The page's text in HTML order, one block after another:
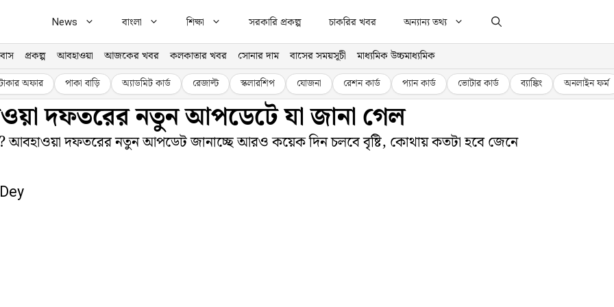
News বাংলা শিক্ষা সরকারি প্রকল্প চাকরির খবর অন্যান্য তথ্য
প্রকল্প আবহাওয়া আজকের খবর কলকাতার খবর সোনার দাম বাসের সময়সূচী মাধ্যমিক উচ্চমাধ্যমিক
অফার পাকা বাড়ি অ্যাডমিট কার্ড রেজাল্ট স্কলারশিপ যোজনা রেশন কার্ড প্যান কার্ড ভোটার কার্ড ব্যাঙ্কিং অনলাইন ফর্ম
দফতরের নতুন আপডেটে যা জানা গেল
আবহাওয়া দফতরের নতুন আপডেট জানাচ্ছে আরও কয়েক দিন চলবে বৃষ্টি, কোথায় কতটা হবে জেনে